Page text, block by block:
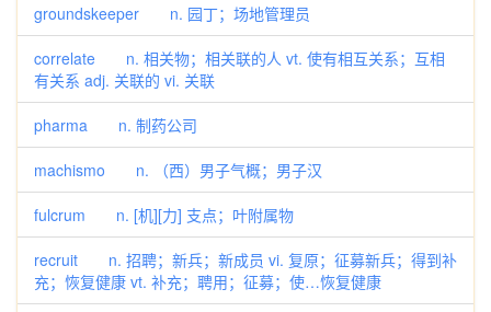
groundskeeper n. 园丁；场地管理员
correlate n. 相关物；相关联的人 vt. 使有相互关系；互相
有关系 adj. 关联的 vi. 关联
pharma n. 制药公司
machismo n. （西）男子气概；男子汉
fulcrum n. [机][力] 支点；叶附属物
recruit n. 招聘；新兵；新成员 vi. 复原；征募新兵；得到补
充；恢复健康 vt. 补充；聘用；征募；使…恢复健康